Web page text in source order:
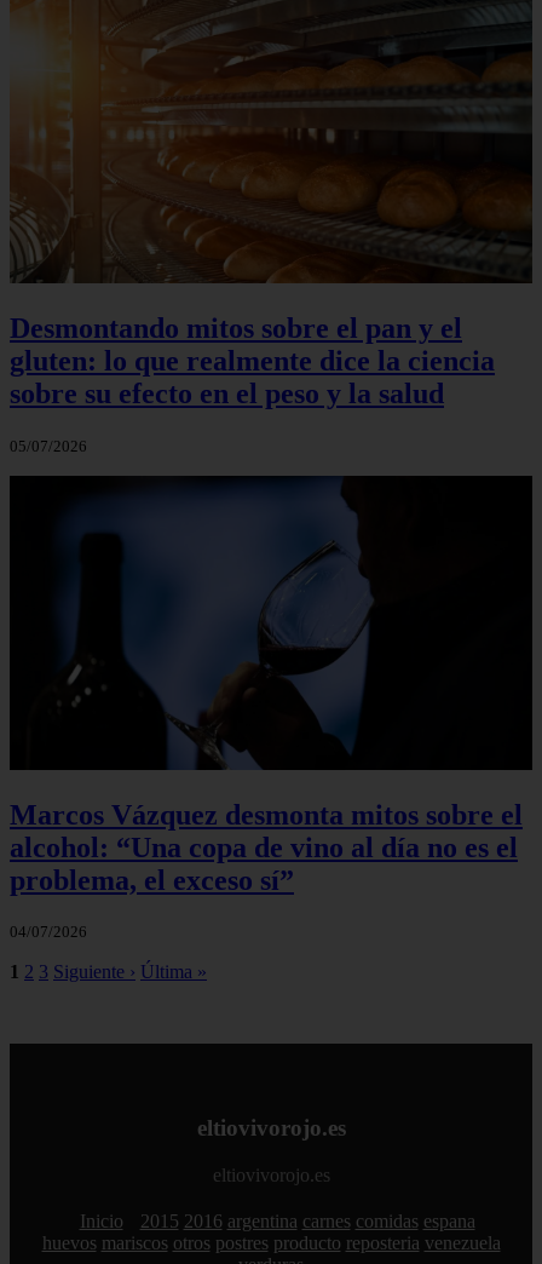
Desmontando mitos sobre el pan y el
gluten: lo que realmente dice la ciencia
sobre su efecto en el peso y la salud
05/07/2026
Marcos Vázquez desmonta mitos sobre el
alcohol: “Una copa de vino al día no es el
problema, el exceso sí”
04/07/2026
1 2 3 Siguiente › Última »
eltiovivorojo.es
eltiovivorojo.es
Inicio 2015 2016 argentina carnes comidas espana
huevos mariscos otros postres producto reposteria venezuela